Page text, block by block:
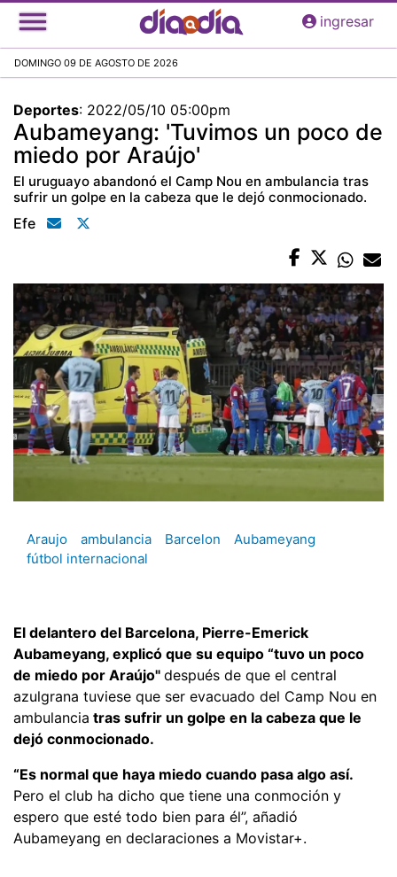
Pasar
al
principal
ingresar
DOMINGO 09 DE AGOSTO DE 2026
Deportes: 2022/05/10 05:00pm
Aubameyang: 'Tuvimos un poco de
miedo por Araújo'
El uruguayo abandonó el Camp Nou en ambulancia tras
sufrir un golpe en la cabeza que le dejó conmocionado.
Efe
Araujo ambulancia Barcelon
Aubameyang
fútbol internacional
El delantero del Barcelona, Pierre-Emerick
Aubameyang, explicó que su equipo “tuvo un poco
de miedo por Araújo" después de que el central
azulgrana tuviese que ser evacuado del Camp Nou en
ambulancia tras sufrir un golpe en la cabeza que le
dejó conmocionado.
“Es normal que haya miedo cuando pasa algo así.
Pero el club ha dicho que tiene una conmoción y
espero que esté todo bien para él”, añadió
Aubameyang en declaraciones a Movistar+.